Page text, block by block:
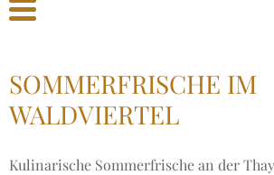
SOMMERFRISCHE IM
WALDVIERTEL
Kulinarische Sommerfrische an der